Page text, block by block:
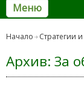
Меню
Начало Стратегии
Архив: За